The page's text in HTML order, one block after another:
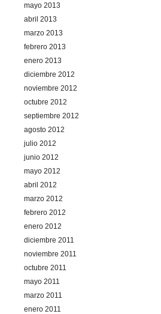
mayo 2013
abril 2013
marzo 2013
febrero 2013
enero 2013
diciembre 2012
noviembre 2012
octubre 2012
septiembre 2012
agosto 2012
julio 2012
junio 2012
mayo 2012
abril 2012
marzo 2012
febrero 2012
enero 2012
diciembre 2011
noviembre 2011
octubre 2011
mayo 2011
marzo 2011
enero 2011